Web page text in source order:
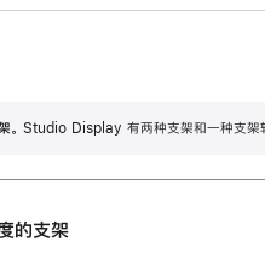
。 Studio Display 有两种支架和一种支架
的支架